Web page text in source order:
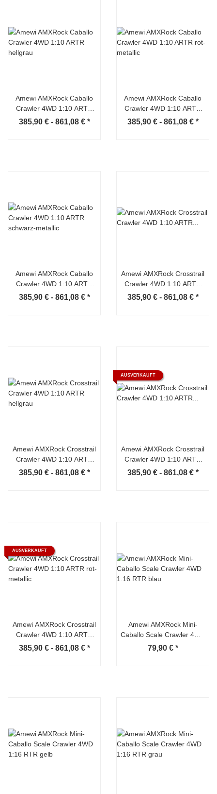
Amewi AMXRock Caballo
Crawler 4WD 1:10 ARTR
hellgrau
385,90 € - 861,08 € *
Amewi AMXRock Caballo
Crawler 4WD 1:10 ARTR
rot-metallic
385,90 € - 861,08 € *
Amewi AMXRock Caballo
Crawler 4WD 1:10 ARTR
schwarz-metallic
385,90 € - 861,08 € *
Amewi AMXRock Crosstrail
Crawler 4WD 1:10 ARTR
anthrazit-metallic
385,90 € - 861,08 € *
Amewi AMXRock Crosstrail
Crawler 4WD 1:10 ARTR
hellgrau
385,90 € - 861,08 € *
AUSVERKAUFT
Amewi AMXRock Crosstrail
Crawler 4WD 1:10 ARTR
orange-metallic
385,90 € - 861,08 € *
AUSVERKAUFT
Amewi AMXRock Crosstrail
Crawler 4WD 1:10 ARTR
rot-metallic
385,90 € - 861,08 € *
Amewi AMXRock Mini-
Caballo Scale Crawler 4WD
1:16 RTR blau
79,90 € *